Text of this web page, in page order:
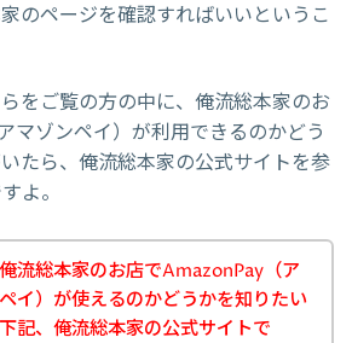
のページを確認すればいいというこ
をご覧の方の中に、俺流総本家のお
マゾンペイ）が利用できるのかどう
たら、俺流総本家の公式サイトを参
よ。
流総本家のお店でAmazonPay（ア
イ）が使えるのかどうかを知りたい
記、俺流総本家の公式サイトで